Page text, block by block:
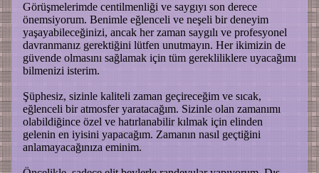
Görüşmelerimde centilmenliği ve saygıyı son derece
önemsiyorum. Benimle eğlenceli ve neşeli bir deneyim
yaşayabileceğinizi, ancak her zaman saygılı ve profesyonel
davranmanız gerektiğini lütfen unutmayın. Her ikimizin de
güvende olmasını sağlamak için tüm gerekliliklere uyacağımı
bilmenizi isterim.
Şüphesiz, sizinle kaliteli zaman geçireceğim ve sıcak,
eğlenceli bir atmosfer yaratacağım. Sizinle olan zamanımı
olabildiğince özel ve hatırlanabilir kılmak için elinden
gelenin en iyisini yapacağım. Zamanın nasıl geçtiğini
anlamayacağınıza eminim.